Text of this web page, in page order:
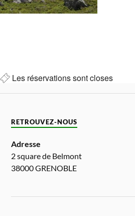
Les réservations sont closes
RETROUVEZ-NOUS
Adresse
2 square de Belmont
38000 GRENOBLE